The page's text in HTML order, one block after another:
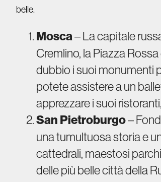
belle.
Mosca– La capitale
Cremlino, la Piazza
dubbio i suoi monumenti
potete assistere a un
apprezzare i suoi
San Pietroburgo–
una tumultuosa storia e
cattedrali, maestosi
delle più belle città della